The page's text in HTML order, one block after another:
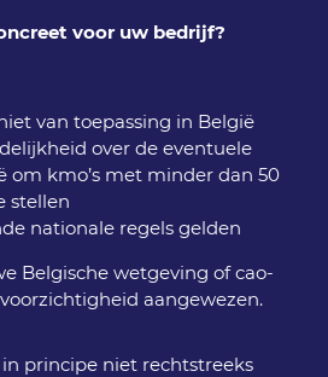
voor uw bedrijf?
van toepassing in België
over de eventuele
om kmo’s met minder dan 50
stellen
nationale regels gelden
Belgische wetgeving of cao-
aangewezen.
principe niet rechtstreeks